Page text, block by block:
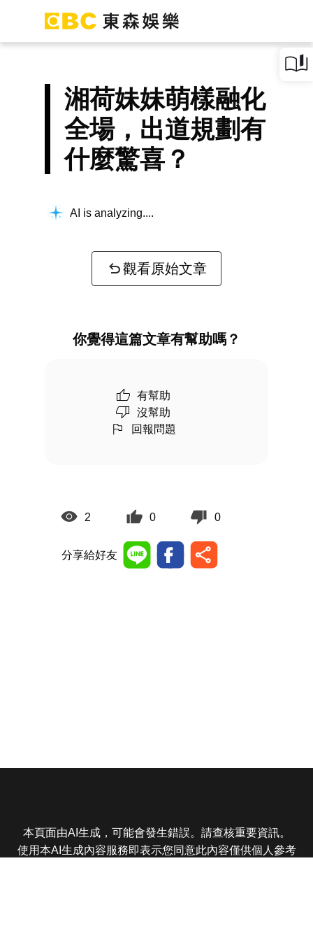
湘荷妹妹萌樣融化
全場，出道規劃有
什麼驚喜？
AI is analyzing...
觀看原始文章
你覺得這篇文章有幫助嗎？
有幫助
沒幫助
回報問題
2 0 0
分享給好友
本頁面由AI生成，可能會發生錯誤。請查核重要資訊。
使用本AI生成內容服務即表示您同意此內容僅供個人參考